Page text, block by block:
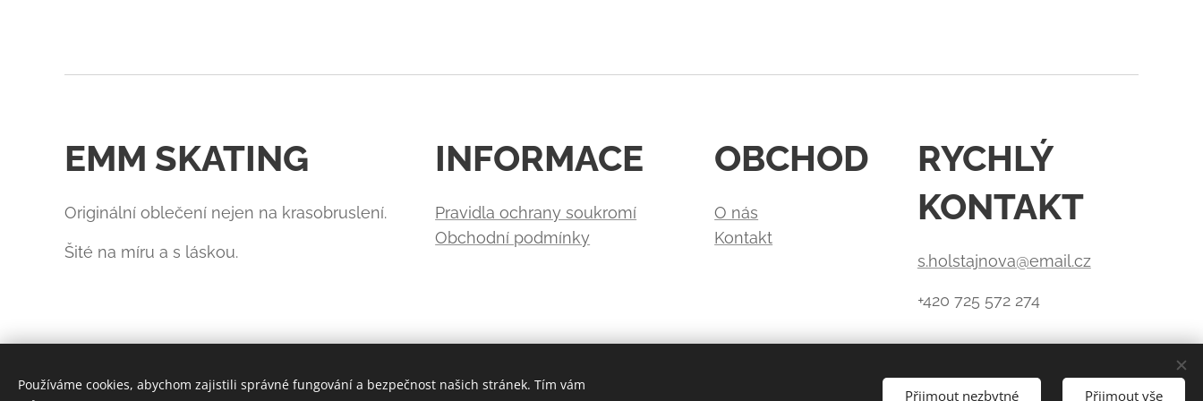
EMM SKATING
Originální oblečení nejen na krasobruslení.
Šité na míru a s láskou.
INFORMACE
Pravidla ochrany soukromí
Obchodní podmínky
OBCHOD
O nás
Kontakt
RYCHLÝ
KONTAKT
s.holstajnova@email.cz
+420 725 572 274
Používáme cookies, abychom zajistili správné fungování a bezpečnost našich stránek. Tím vám
Přijmout nezbytné Přijmout vše